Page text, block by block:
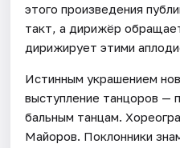
этого произведения
такт, а дирижёр
дирижирует этими
Истинным украшением
выступление танцоров —
бальным танцам.
Майоров. Поклонники